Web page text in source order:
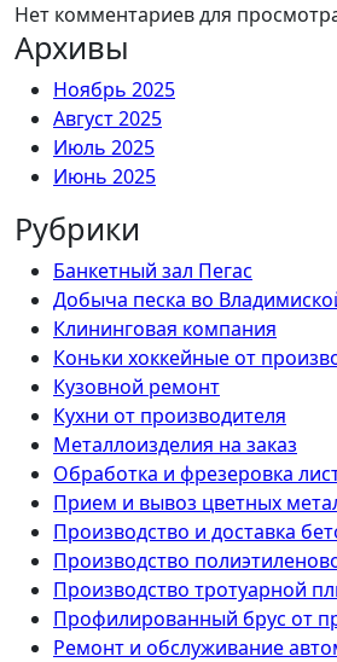
Нет комментариев для
Архивы
Ноябрь 2025
Август 2025
Июль 2025
Июнь 2025
Рубрики
Банкетный зал Пегас
Добыча песка во
Клининговая компания
Коньки хоккейные от
Кузовной ремонт
Кухни от производителя
Металлоизделия на заказ
Обработка и фрезеровка
Прием и вывоз цветных
Производство и доставка
Производство
Производство тротуарной
Профилированный брус от
Ремонт и обслуживание